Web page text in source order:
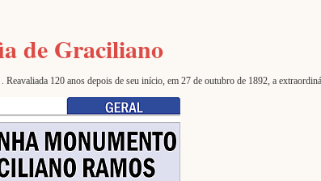
de Graciliano
120 anos depois de seu início, em 27 de outubro de 1892, a